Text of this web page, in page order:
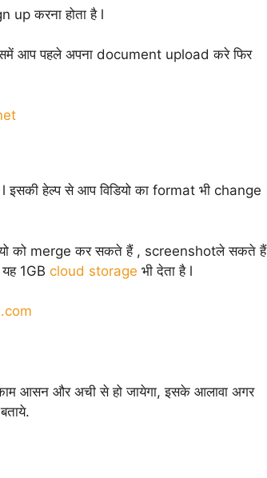
करना होता है l
आप पहले अपना document upload करे फिर
इसकी हेल्प से आप विडियो का format भी change
को merge कर सकते हैं , screenshotले सकते हैं
1GB cloud storage भी देता है l
आसन और अची से हो जायेगा, इसके आलावा अगर